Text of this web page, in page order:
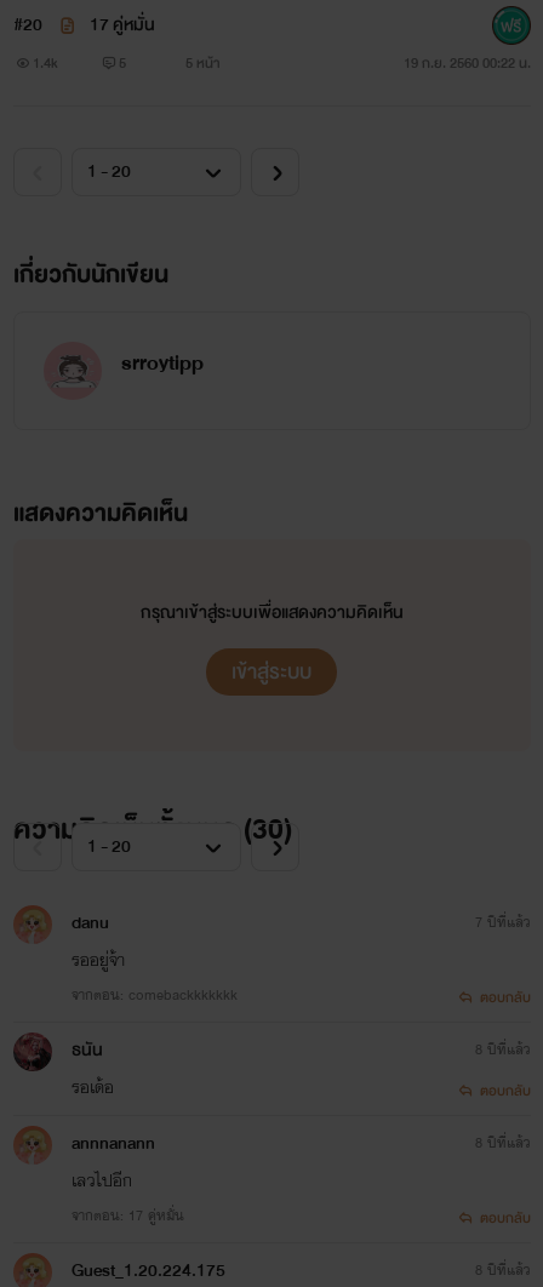
#20 17 คู่หมั่น
1.4k 5 5 หน้า 19 ก.ย. 2560 00:22 น.
เกี่ยวกับนักเขียน
srroytipp
แสดงความคิดเห็น
กรุณาเข้าสู่ระบบเพื่อแสดงความคิดเห็น
เข้าสู่ระบบ
ความคิดเห็นทั้งหมด (30)
danu
รออยู่จ้า
จากตอน: comebackkkkkkk
7 ปีที่แล้ว
ตอบกลับ
ธนัน
รอเด้อ
8 ปีที่แล้ว
ตอบกลับ
annnanann
เลวไปอีก
จากตอน: 17 คู่หมั่น
8 ปีที่แล้ว
ตอบกลับ
Guest_1.20.224.175 8 ปีที่แล้ว